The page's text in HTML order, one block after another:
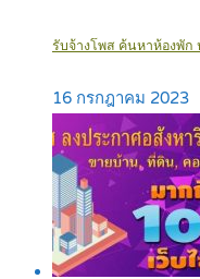
รับจ้างโพส ค้นหาห้องพัก
16 กรกฎาคม 2023